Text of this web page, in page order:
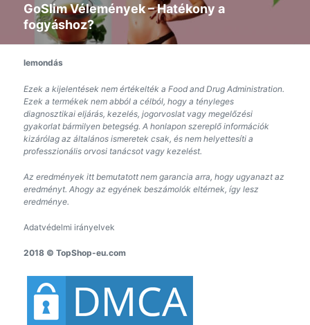
Következő
üzenet:
GoSlim Vélemények – Hatékony a
fogyáshoz?
lemondás
Ezek a kijelentések nem értékelték a Food and Drug Administration.
Ezek a termékek nem abból a célból, hogy a tényleges
diagnosztikai eljárás, kezelés, jogorvoslat vagy megelőzési
gyakorlat bármilyen betegség. A honlapon szereplő információk
kizárólag az általános ismeretek csak, és nem helyettesíti a
professzionális orvosi tanácsot vagy kezelést.
Az eredmények itt bemutatott nem garancia arra, hogy ugyanazt az
eredményt. Ahogy az egyének beszámolók eltérnek, így lesz
eredménye.
Adatvédelmi irányelvek
2018 © TopShop-eu.com